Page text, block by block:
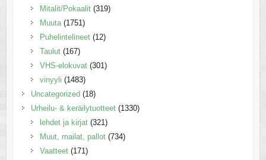
Mitalit/Pokaalit (319)
Muuta (1751)
Puhelintelineet (12)
Taulut (167)
VHS-elokuvat (301)
vinyyli (1483)
Uncategorized (18)
Urheilu- & keräilytuotteet (1330)
lehdet ja kirjat (321)
Muut, mailat, pallot (734)
Vaatteet (171)